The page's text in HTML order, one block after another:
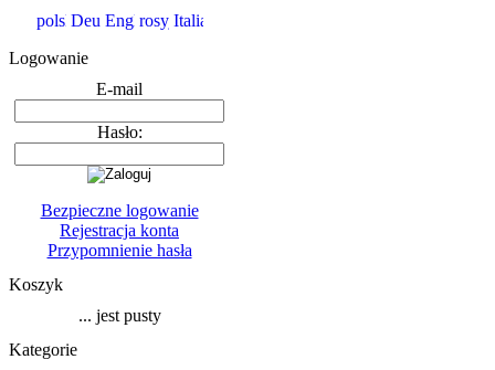
Logowanie
E-mail
Hasło:
Bezpieczne logowanie
Rejestracja konta
Przypomnienie hasła
Koszyk
... jest pusty
Kategorie